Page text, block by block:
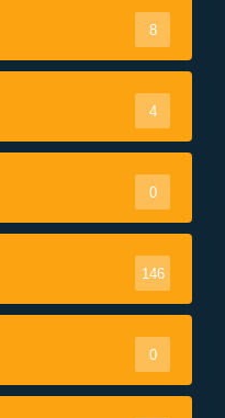
8
4
0
146
0